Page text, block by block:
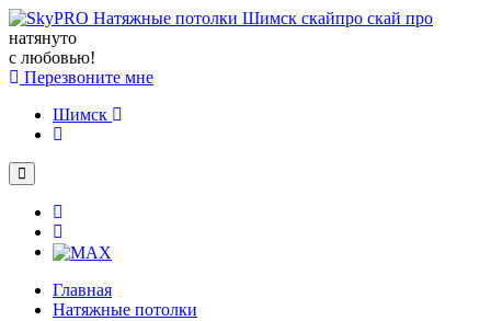
натянуто
с любовью!
Перезвоните мне
Шимск
Главная
Натяжные потолки